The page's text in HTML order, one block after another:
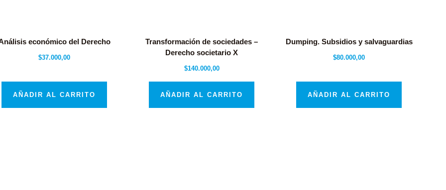
económico del Derecho
$37.000,00
AÑADIR AL CARRITO
Transformación de sociedades –
Derecho societario X
$140.000,00
AÑADIR AL CARRITO
Dumping. Subsidios y salvaguardias
$80.000,00
AÑADIR AL CARRITO